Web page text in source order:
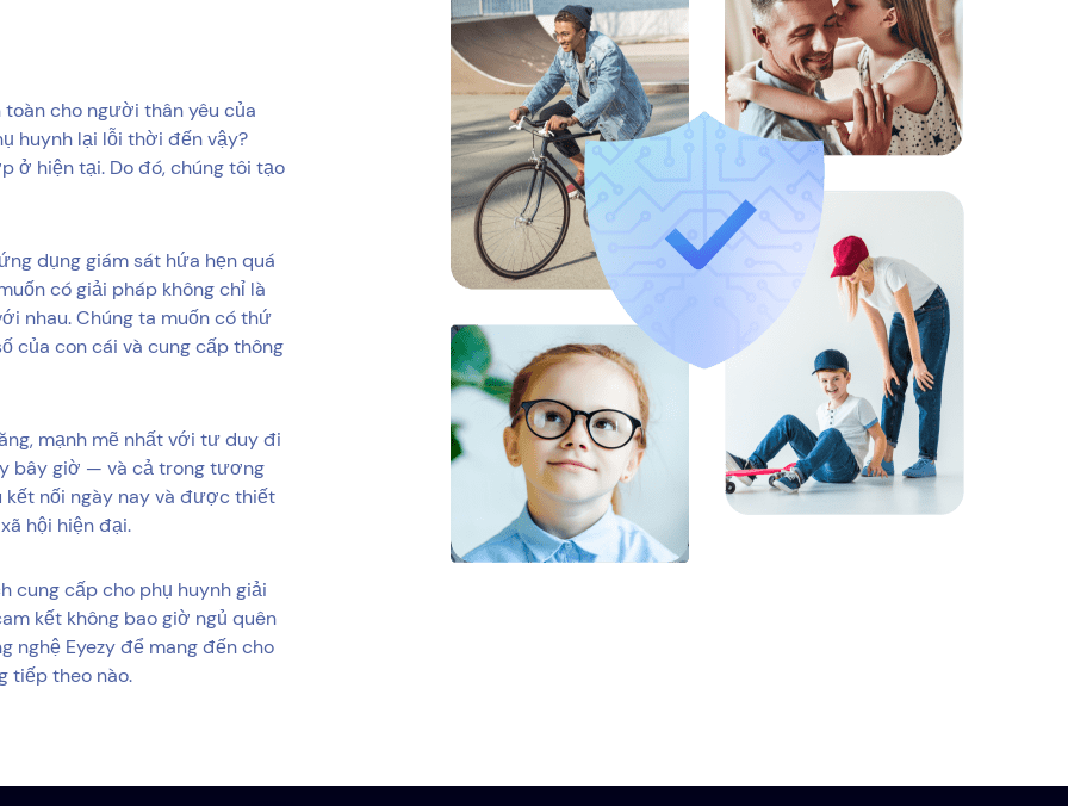
cho người thân yêu của
huynh lại lỗi thời đến vậy?
ở hiện tại. Do đó, chúng tôi tạo
dụng giám sát hứa hẹn quá
có giải pháp không chỉ là
nhau. Chúng ta muốn có thứ
của con cái và cung cấp thông
mạnh mẽ nhất với tư duy đi
bây giờ — và cả trong tương
kết nối ngày nay và được thiết
hội hiện đại.
cung cấp cho phụ huynh giải
kết không bao giờ ngủ quên
nghệ Eyezy để mang đến cho
tiếp theo nào.